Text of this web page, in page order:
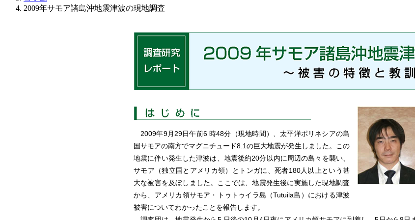
2009年サモア諸島沖地震津波の現地調査
2009年9月29日午前6 時48分（現地時間）、太平洋ポリネシアの島
国サモアの南方でマグニチュード8.1の巨大地震が発生しました。この
地震に伴い発生した津波は、地震後約20分以内に周辺の島々を襲い、
サモア（独立国とアメリカ領）とトンガに、死者180人以上という甚
大な被害を及ぼしました。ここでは、地震発生後に実施した現地調査
から、アメリカ領サモア・トゥトゥイラ島（Tutuila島）における津波
被害についてわかったことを報告します。